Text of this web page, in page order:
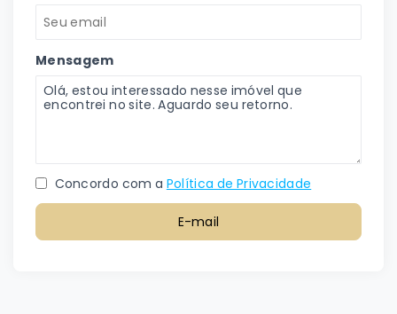
Mensagem
Concordo com a Política de Privacidade
E-mail